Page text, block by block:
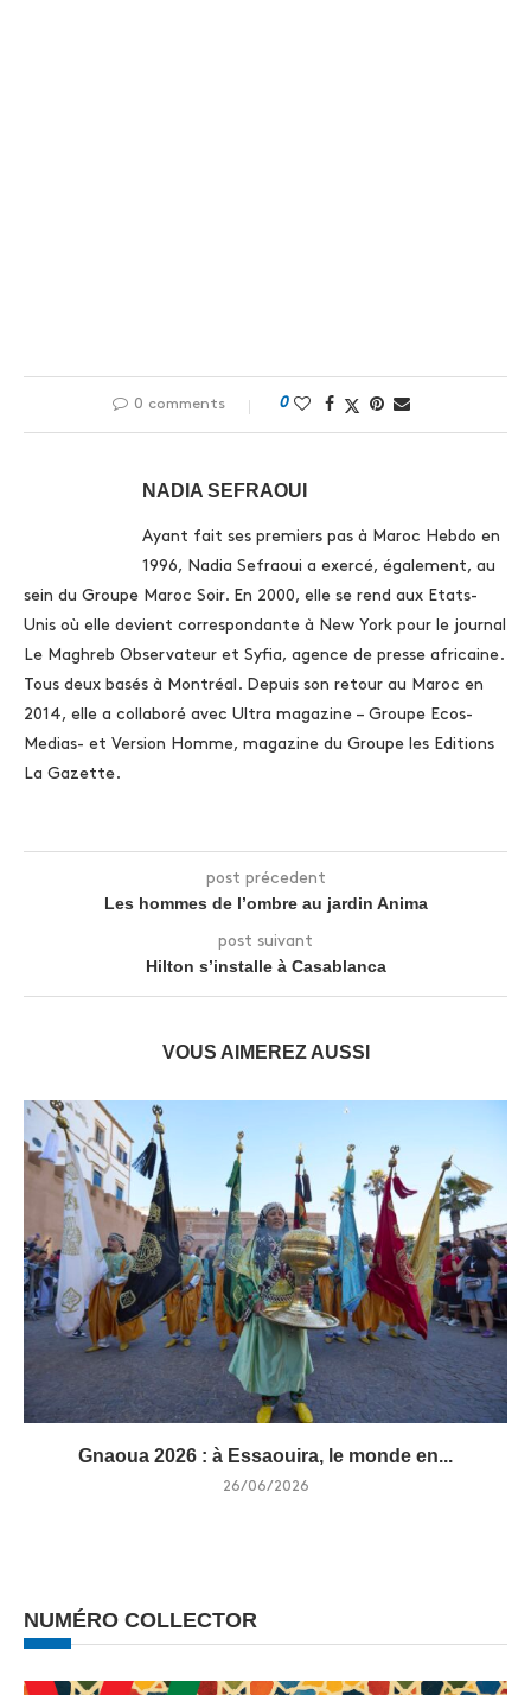
0 comments 0
NADIA SEFRAOUI
Ayant fait ses premiers pas à Maroc Hebdo en
1996, Nadia Sefraoui a exercé, également, au
sein du Groupe Maroc Soir. En 2000, elle se rend aux Etats-
Unis où elle devient correspondante à New York pour le journal
Le Maghreb Observateur et Syfia, agence de presse africaine.
Tous deux basés à Montréal. Depuis son retour au Maroc en
2014, elle a collaboré avec Ultra magazine – Groupe Ecos-
Medias- et Version Homme, magazine du Groupe les Editions
La Gazette.
post précedent
Les hommes de l’ombre au jardin Anima
post suivant
Hilton s’installe à Casablanca
VOUS AIMEREZ AUSSI
Gnaoua 2026 : à Essaouira, le monde en...
26/06/2026
NUMÉRO COLLECTOR